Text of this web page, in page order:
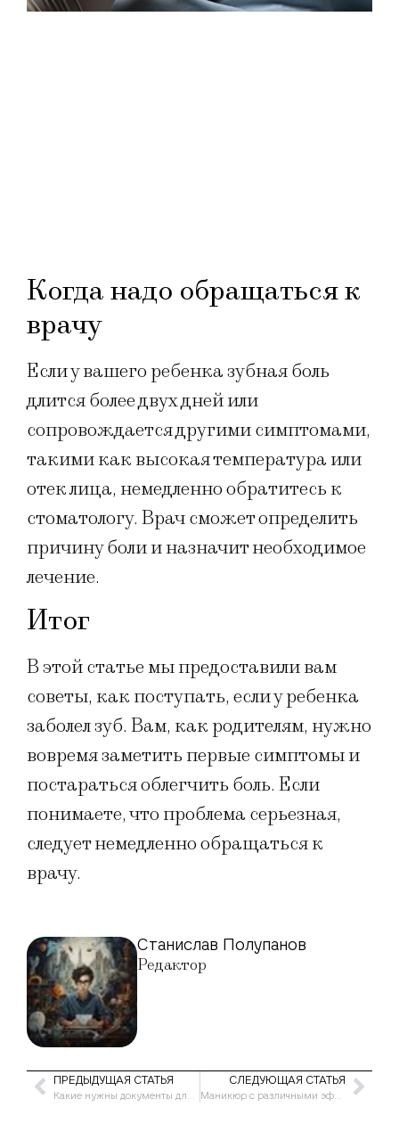
Когда надо обращаться к
врачу
Если у вашего ребенка зубная боль
длится более двух дней или
сопровождается другими симптомами,
такими как высокая температура или
отек лица, немедленно обратитесь к
стоматологу. Врач сможет определить
причину боли и назначит необходимое
лечение.
Итог
В этой статье мы предоставили вам
советы, как поступать, если у ребенка
заболел зуб. Вам, как родителям, нужно
вовремя заметить первые симптомы и
постараться облегчить боль. Если
понимаете, что проблема серьезная,
следует немедленно обращаться к
врачу.
Станислав Полупанов
Редактор
ПРЕДЫДУЩАЯ СТАТЬЯ СЛЕДУЮЩАЯ СТАТЬЯ
Маникюр с различными эффектами: 7 модных идей